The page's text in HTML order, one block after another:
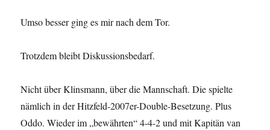
Umso besser ging es mir nach dem Tor.
Trotzdem bleibt Diskussionsbedarf.
Nicht über Klinsmann, über die Mannschaft. Die spielte
nämlich in der Hitzfeld-2007er-Double-Besetzung. Plus
Oddo. Wieder im „bewährten“ 4-4-2 und mit Kapitän van